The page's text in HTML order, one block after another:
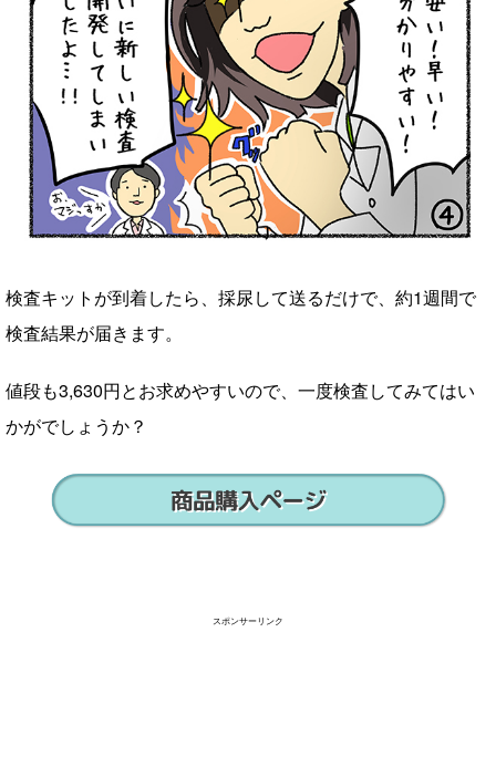
検査キットが到着したら、採尿して送るだけで、約1週間で
検査結果が届きます。
値段も3,630円とお求めやすいので、一度検査してみてはい
かがでしょうか？
スポンサーリンク